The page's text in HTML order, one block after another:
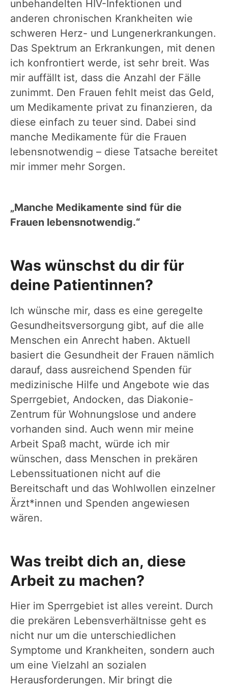
unbehandelten HIV-Infektionen und
anderen chronischen Krankheiten wie
schweren Herz- und Lungenerkrankungen.
Das Spektrum an Erkrankungen, mit denen
ich konfrontiert werde, ist sehr breit. Was
mir auffällt ist, dass die Anzahl der Fälle
zunimmt. Den Frauen fehlt meist das Geld,
um Medikamente privat zu finanzieren, da
diese einfach zu teuer sind. Dabei sind
manche Medikamente für die Frauen
lebensnotwendig – diese Tatsache bereitet
mir immer mehr Sorgen.
„Manche Medikamente sind für die
Frauen lebensnotwendig.“
Was wünschst du dir für
deine Patientinnen?
Ich wünsche mir, dass es eine geregelte
Gesundheitsversorgung gibt, auf die alle
Menschen ein Anrecht haben. Aktuell
basiert die Gesundheit der Frauen nämlich
darauf, dass ausreichend Spenden für
medizinische Hilfe und Angebote wie das
Sperrgebiet, Andocken, das Diakonie-
Zentrum für Wohnungslose und andere
vorhanden sind. Auch wenn mir meine
Arbeit Spaß macht, würde ich mir
wünschen, dass Menschen in prekären
Lebenssituationen nicht auf die
Bereitschaft und das Wohlwollen einzelner
Ärzt*innen und Spenden angewiesen
wären.
Was treibt dich an, diese
Arbeit zu machen?
Hier im Sperrgebiet ist alles vereint. Durch
die prekären Lebensverhältnisse geht es
nicht nur um die unterschiedlichen
Symptome und Krankheiten, sondern auch
um eine Vielzahl an sozialen
Herausforderungen. Mir bringt die